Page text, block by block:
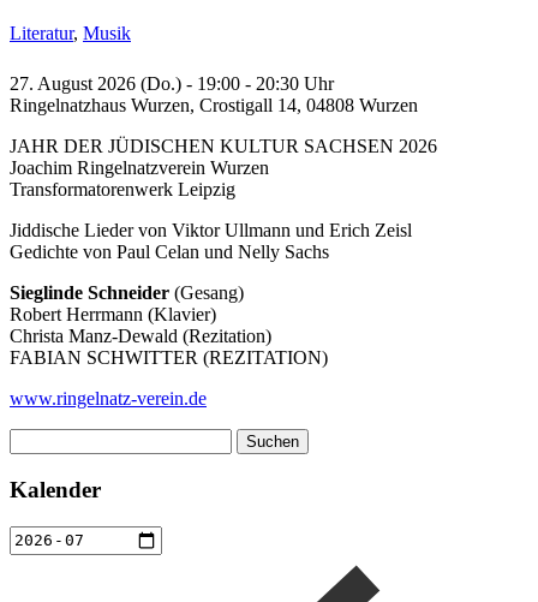
Literatur, Musik
27. August 2026 (Do.) - 19:00 - 20:30 Uhr
Ringelnatzhaus Wurzen, Crostigall 14, 04808 Wurzen
JAHR DER JÜDISCHEN KULTUR SACHSEN 2026
Joachim Ringelnatzverein Wurzen
Transformatorenwerk Leipzig
Jiddische Lieder von Viktor Ullmann und Erich Zeisl
Gedichte von Paul Celan und Nelly Sachs
Sieglinde Schneider (Gesang)
Robert Herrmann (Klavier)
Christa Manz-Dewald (Rezitation)
FABIAN SCHWITTER (REZITATION)
www.ringelnatz-verein.de
nach:
Kalender